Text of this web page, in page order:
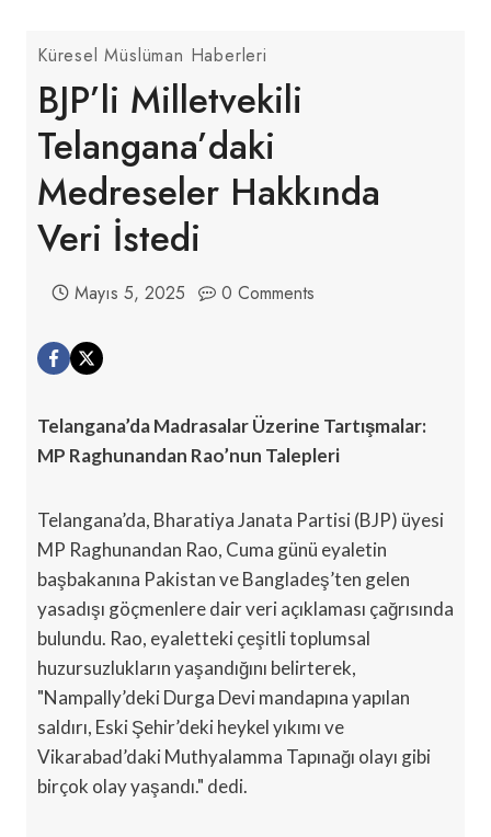
Küresel Müslüman Haberleri
BJP’li Milletvekili
Telangana’daki
Medreseler Hakkında
Veri İstedi
Mayıs 5, 2025 0 Comments
Telangana’da Madrasalar Üzerine Tartışmalar:
MP Raghunandan Rao’nun Talepleri
Telangana’da, Bharatiya Janata Partisi (BJP) üyesi
MP Raghunandan Rao, Cuma günü eyaletin
başbakanına Pakistan ve Bangladeş’ten gelen
yasadışı göçmenlere dair veri açıklaması çağrısında
bulundu. Rao, eyaletteki çeşitli toplumsal
huzursuzlukların yaşandığını belirterek,
"Nampally’deki Durga Devi mandapına yapılan
saldırı, Eski Şehir’deki heykel yıkımı ve
Vikarabad’daki Muthyalamma Tapınağı olayı gibi
birçok olay yaşandı." dedi.